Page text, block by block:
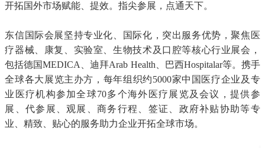
开拓国外市场赋能、提效。指尖参展，点通天下。
东信国际会展坚持专业化、国际化，突出服务优势，聚焦医
疗器械、康复、实验室、生物技术及口腔等核心行业展会，
包括德国MEDICA、迪拜Arab Health、巴西Hospitalar等。携手
全球各大展览主办方，每年组织约5000家中国医疗企业及专
业医疗机构参加全球70多个海外医疗展览及会议，提供参
展、代参展、观展、商务行程、签证、政府补贴协助等专
业、精致、贴心的服务助力企业开拓全球市场。